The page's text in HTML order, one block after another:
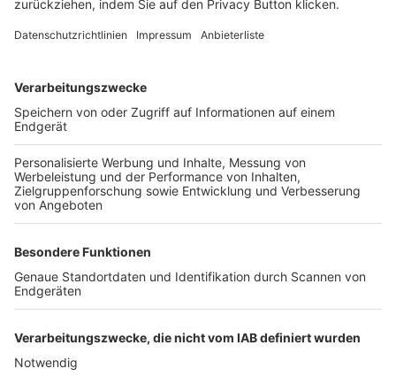
FOLGE DEM BFV
TOP-VEREINE
TOP-PARTNER